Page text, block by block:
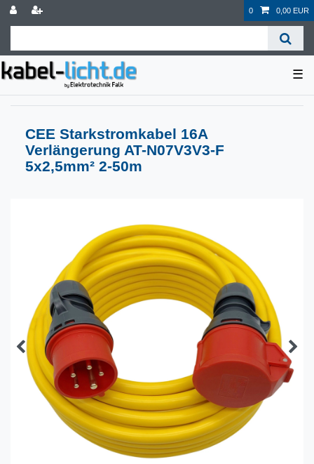
0 0,00 EUR
☰
CEE Starkstromkabel 16A
Verlängerung AT-N07V3V3-F
5x2,5mm² 2-50m